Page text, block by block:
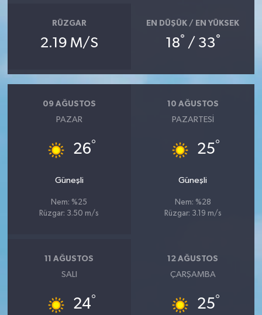
RÜZGAR
2.19 M/S
EN DÜŞÜK / EN YÜKSEK
18° / 33°
09 AĞUSTOS
PAZAR
26°
Güneşli
Nem: %25
Rüzgar: 3.50 m/s
10 AĞUSTOS
PAZARTESI
25°
Güneşli
Nem: %28
Rüzgar: 3.19 m/s
11 AĞUSTOS
SALI
24°
12 AĞUSTOS
ÇARŞAMBA
25°